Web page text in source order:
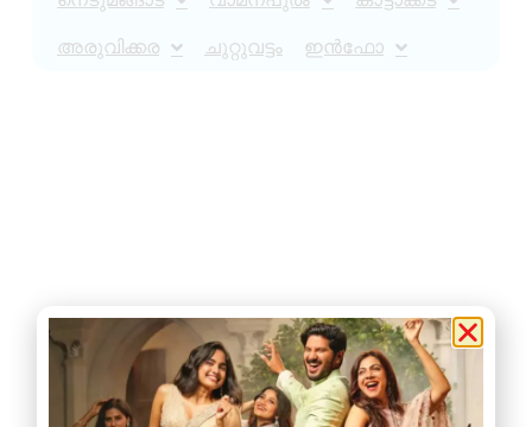
അരുവിക്കര ചുറ്റുവട്ടം ഇൻഫോ